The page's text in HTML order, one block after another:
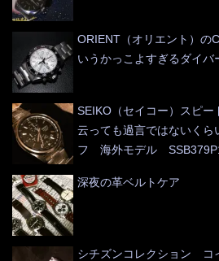
ORIENT（オリエント）の
いうかっこよすぎるダイバ
SEIKO（セイコー）スピー
云っても過言ではないくら
フ 海外モデル
深夜の革ベルトケア
シチズンコレクション コ